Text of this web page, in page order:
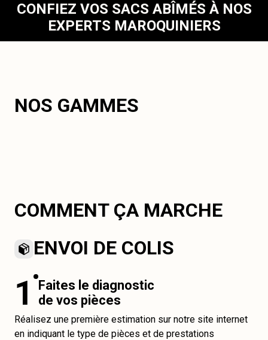
CONFIEZ VOS SACS ABÎMÉS À NOS
EXPERTS MAROQUINIERS
NOS GAMMES
COMMENT ÇA MARCHE
ENVOI DE COLIS
1
Faites le diagnostic
de vos pièces
Réalisez une première estimation sur notre site internet
en indiquant le type de pièces et de prestations